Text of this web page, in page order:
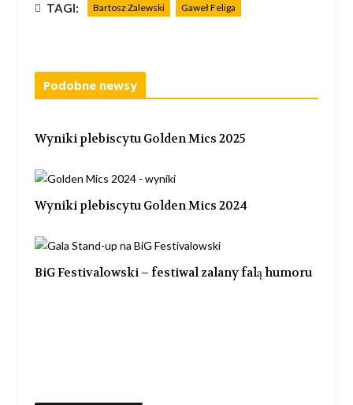
TAGI: Bartosz Zalewski Gaweł Feliga
Podobne newsy
Wyniki plebiscytu Golden Mics 2025
Wyniki plebiscytu Golden Mics 2024
BiG Festivalowski – festiwal zalany falą humoru